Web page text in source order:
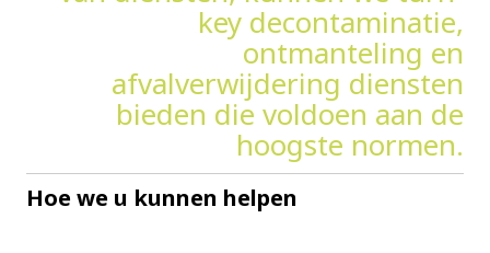
Hoe we u kunnen helpen
key decontaminatie,
ontmanteling en
afvalverwijdering diensten
bieden die voldoen aan de
hoogste normen.